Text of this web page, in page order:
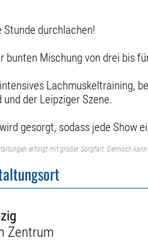
durchlachen!
bunten Mischung von drei bis
Lachmuskeltraining,
der Leipziger Szene.
gesorgt, sodass jede Show
erfolgt mit großer Sorgfalt. Dennoch
Zentrum